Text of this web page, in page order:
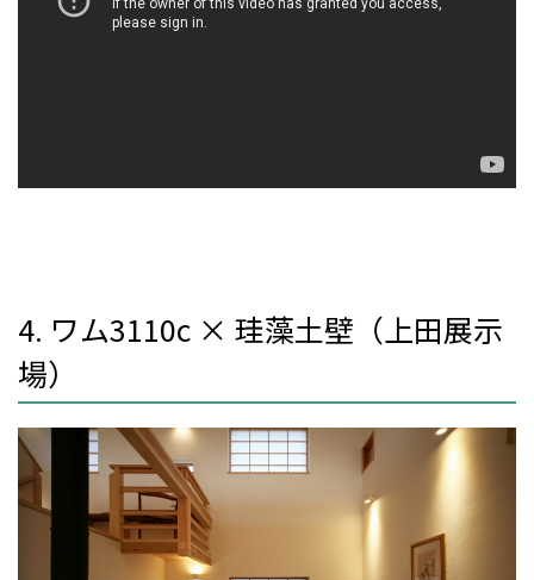
4. ワム3110c × 珪藻土壁（上田展示
場）